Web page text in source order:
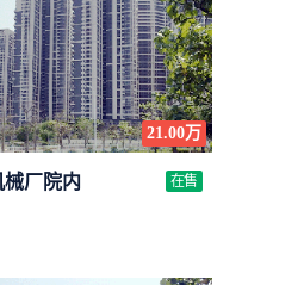
21.00万
厂院内 在售